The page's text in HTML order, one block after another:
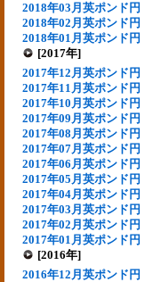
2018年03月英ポンド円
2018年02月英ポンド円
2018年01月英ポンド円
[2017年]
2017年12月英ポンド円
2017年11月英ポンド円
2017年10月英ポンド円
2017年09月英ポンド円
2017年08月英ポンド円
2017年07月英ポンド円
2017年06月英ポンド円
2017年05月英ポンド円
2017年04月英ポンド円
2017年03月英ポンド円
2017年02月英ポンド円
2017年01月英ポンド円
[2016年]
2016年12月英ポンド円